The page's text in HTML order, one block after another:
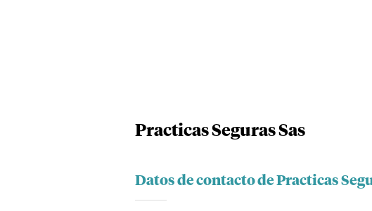
Practicas Seguras Sas
Datos de contacto de Practicas